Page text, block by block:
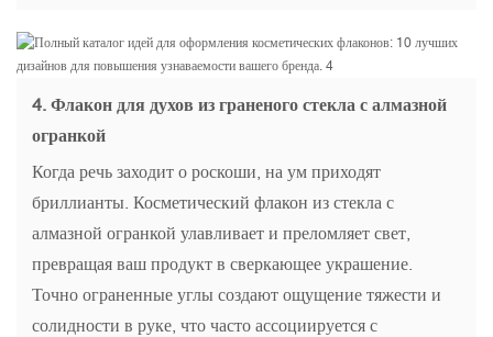
4. Флакон для духов из граненого стекла с алмазной
огранкой
Когда речь заходит о роскоши, на ум приходят
бриллианты. Косметический флакон из стекла с
алмазной огранкой улавливает и преломляет свет,
превращая ваш продукт в сверкающее украшение.
Точно ограненные углы создают ощущение тяжести и
солидности в руке, что часто ассоциируется с